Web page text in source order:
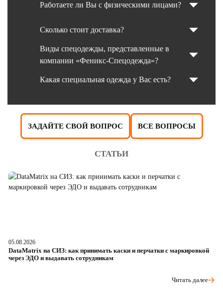
Работаете ли Вы с физическими лицами?
Сколько стоит доставка?
Виды спецодежды, представленные в
компании «Феникс-Спецодежда»?
Какая специальная одежда у Вас есть?
ЗАДАЙТЕ СВОЙ ВОПРОС ВСЕ ВОПРОСЫ
СТАТЬИ
05.08.2026
DataMatrix на СИЗ: как принимать каски и перчатки с маркировкой
через ЭДО и выдавать сотрудникам
Читать далее